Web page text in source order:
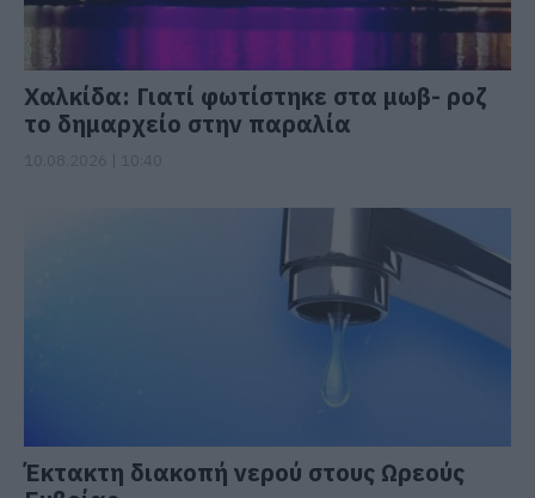
Χαλκίδα: Γιατί φωτίστηκε στα μωβ- ροζ
το δημαρχείο στην παραλία
Έκτακτη διακοπή νερού στους Ωρεούς